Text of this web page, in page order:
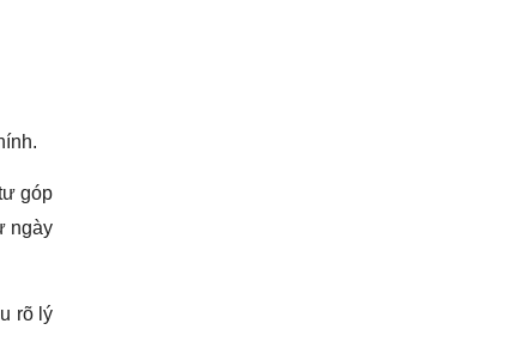
góp
ngày
rõ lý